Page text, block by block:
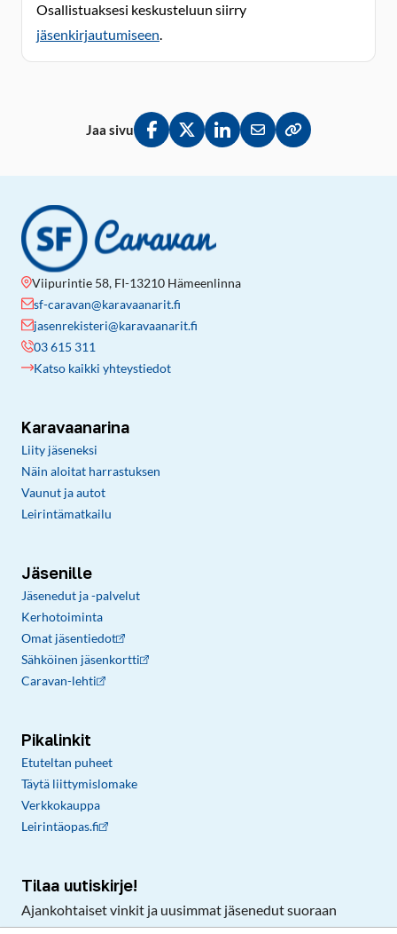
Osallistuaksesi keskusteluun siirry
jäsenkirjautumiseen.
Jaa sivu
Jaa Facebookissa
Jaa Twitterissä
Jaa LinkedInissä
Jaa sähköpostitse
Kopioi linkki
Viipurintie 58, FI-13210 Hämeenlinna
sf-caravan@karavaanarit.fi
jasenrekisteri@karavaanarit.fi
03 615 311
Katso kaikki yhteystiedot
Karavaanarina
Liity jäseneksi
Näin aloitat harrastuksen
Vaunut ja autot
Leirintämatkailu
Jäsenille
Jäsenedut ja -palvelut
Kerhotoiminta
Omat jäsentiedot
Sähköinen jäsenkortti
Caravan-lehti
Pikalinkit
Etuteltan puheet
Täytä liittymislomake
Verkkokauppa
Leirintäopas.fi
Tilaa uutiskirje!
Ajankohtaiset vinkit ja uusimmat jäsenedut suoraan